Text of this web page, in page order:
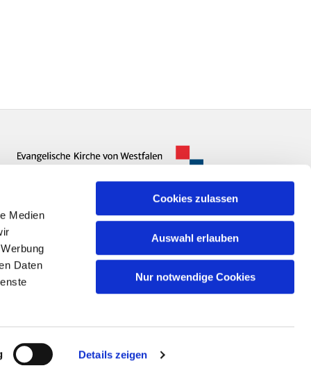
Medien
Daten
Details zeigen
Cookies zulassen
Auswahl erlauben
Nur notwendige Cookies